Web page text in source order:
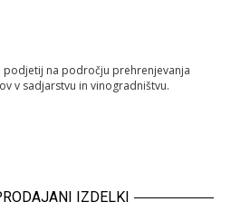
podjetij na področju prehrenjevanja
v sadjarstvu in vinogradništvu.
IZDELKI